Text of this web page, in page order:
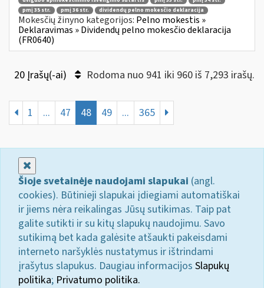
pmį 35 str.
pmį 36 str. dividendų pelno mokesčio deklaracija
Mokesčių žinyno kategorijos: Pelno mokestis »
Deklaravimas » Dividendų pelno mokesčio deklaracija
(FR0640)
20 Įrašų(-ai) Rodoma nuo 941 iki 960 iš 7,293 irašų.
1 ... 47 48 49 ... 365
Šioje svetainėje naudojami slapukai (angl.
cookies). Būtinieji slapukai įdiegiami automatiškai
ir jiems nėra reikalingas Jūsų sutikimas. Taip pat
galite sutikti ir su kitų slapukų naudojimu. Savo
sutikimą bet kada galėsite atšaukti pakeisdami
interneto naršyklės nustatymus ir ištrindami
įrašytus slapukus. Daugiau informacijos Slapukų
politika; Privatumo politika.